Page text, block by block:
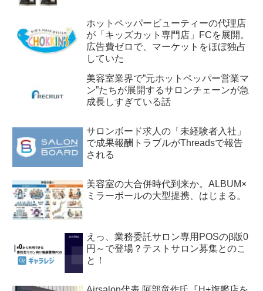
ホットペッパービューティーの代理店
が「キッズカット専門店」FCを展開。
広告費ゼロで、マーケットをほぼ独占
していた
美容室業界で”元ホットペッパー営業マ
ン”たちが展開するサロンチェーンが急
成長しすぎている話
サロンボード求人の「未経験者入社」
で成果報酬トラブルがThreadsで報告
される
美容室の大合併時代到来か。ALBUM×
ミラーボールの大型提携、はじまる。
えっ、業務委託サロン専用POSのβ版0
円～で登場？テストサロン募集とのこ
と！